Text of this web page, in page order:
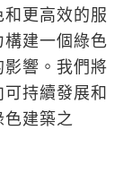
更高效的服
建一個綠色
響。我們將
持續發展和
色建築之